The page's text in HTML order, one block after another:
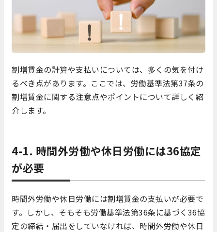
割増賃金の計算や支払いについては、多くの気を付け
るべき点があります。ここでは、労働基準法第37条の
割増賃金に関する注意点やポイントについて詳しく紹
介します。
4-1. 時間外労働や休日労働には36協定
が必要
時間外労働や休日労働には割増賃金の支払いが必要で
す。しかし、そもそも労働基準法第36条に基づく36協
定の締結・届出をしていなければ、時間外労働や休日